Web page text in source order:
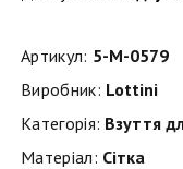
Артикул: 5-M-0579
Виробник: Lottini
Категорія: Взуття
Матеріал: Сітка